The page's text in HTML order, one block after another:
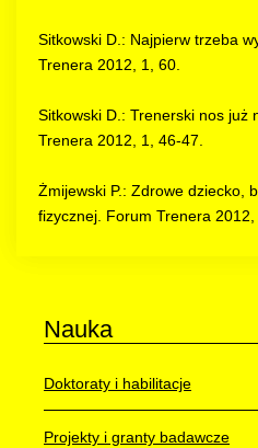
Sitkowski D.: Najpierw trzeba
Trenera 2012, 1, 60.
Sitkowski D.: Trenerski nos już
Trenera 2012, 1, 46-47.
Żmijewski P.: Zdrowe dziecko,
fizycznej. Forum Trenera 2012,
Nauka
Doktoraty i habilitacje
Projekty i granty badawcze